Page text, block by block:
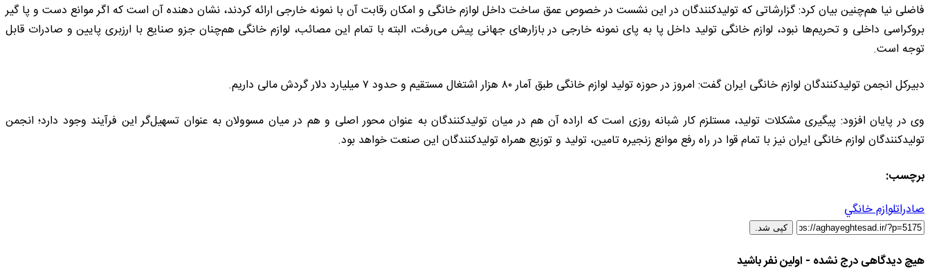
فاضلی نیا هم‌چنین بیان کرد: گزارشاتی که تولیدکنندگان در این نشست در خصوص عمق ساخت داخل لوازم خانگی و امکان رقابت آن با نمونه خارجی ارائه کردند، نشان دهنده آن است که اگر موانع دست و پا گیر
بروکراسی داخلی و تحریم‌ها نبود، لوازم خانگی تولید داخل پا به پای نمونه خارجی در بازارهای جهانی پیش می‌رفت، البته با تمام این مصائب، لوازم خانگی هم‌چنان جزو صنایع با ارزبری پایین و صادرات قابل
توجه است.
دبیرکل انجمن تولیدکنندگان لوازم خانگی ایران گفت: امروز در حوزه تولید لوازم خانگی طبق آمار ۸۰ هزار اشتغال مستقیم و حدود ۷ میلیارد دلار گردش مالی داریم.
وی در پایان افزود: پیگیری مشکلات تولید، مستلزم کار شبانه روزی است که اراده آن هم در میان تولیدکنندگان به عنوان محور اصلی و هم در میان مسوولان به عنوان تسهیل‌گر این فرآیند وجود دارد؛ انجمن
تولیدکنندگان لوازم خانگی ایران نیز با تمام قوا در راه رفع موانع زنجیره تامین، تولید و توزیع همراه تولیدکنندگان این صنعت خواهد بود.
برچسب:
صادراتلوازم خانگي
کپی شد.
هیچ دیدگاهی درج نشده - اولین نفر باشید